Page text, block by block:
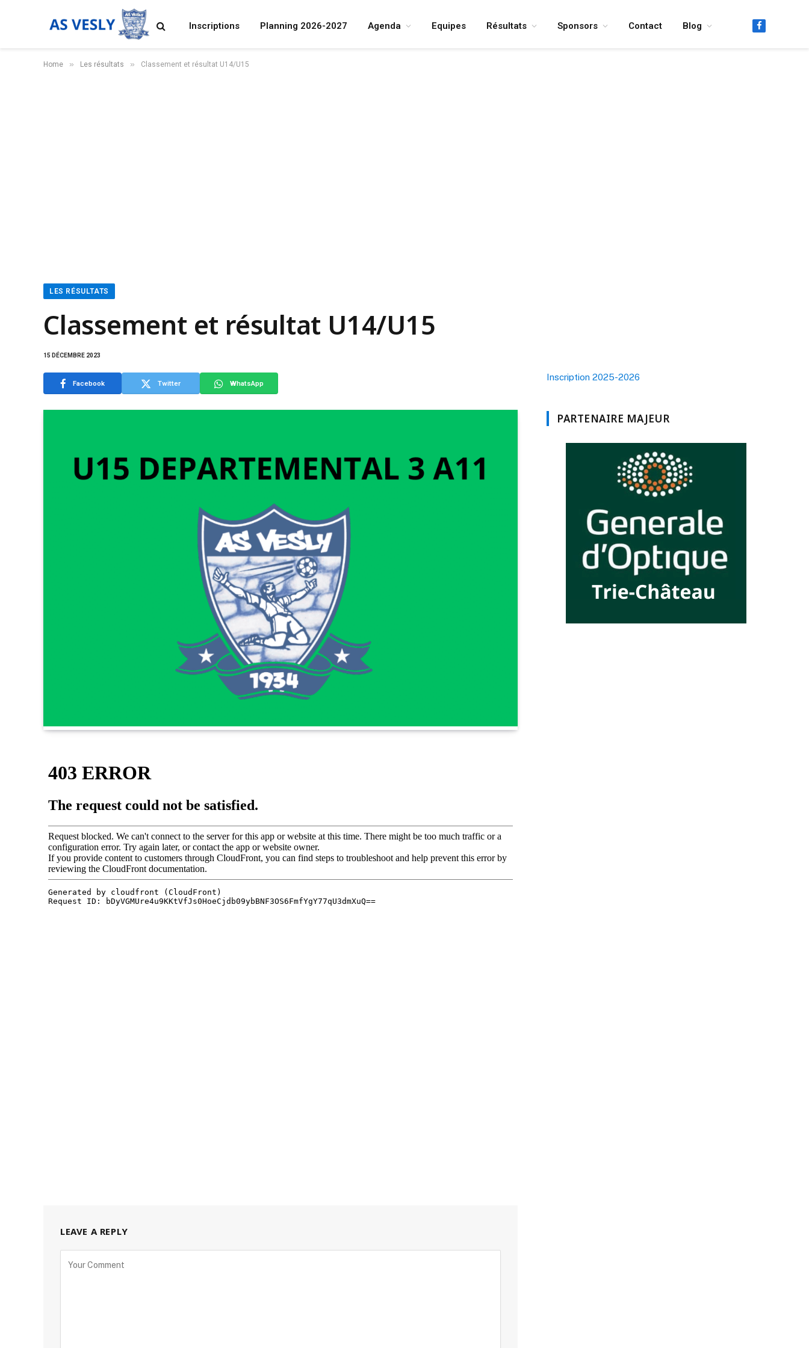
Inscriptions Planning 2026-2027 Agenda Equipes Résultats Sponsors Contact Blog Facebook
Home » Les résultats » Classement et résultat U14/U15
LES RÉSULTATS
Classement et résultat U14/U15
15 DÉCEMBRE 2023
Facebook Twitter WhatsApp
LEAVE A REPLY
Inscription 2025-2026
PARTENAIRE MAJEUR